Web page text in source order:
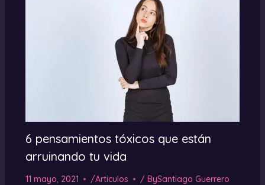
6 pensamientos tóxicos que están
arruinando tu vida
11 mayo, 2021 /Articulos / BySantiago Guerrero